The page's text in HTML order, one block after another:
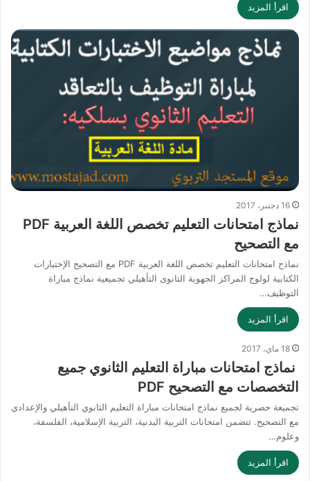
اقرأ المزيد
16 دجنبر، 2017
نماذج امتحانات التعليم تخصص اللغة العربية PDF
مع التصحيح
نماذج امتحانات التعليم تخصص اللغة العربية PDF مع التصحيح الإختبارات
الكتابية لولوج المراكز الجهوية الثانوى التأهيلي تجميعية نماذج مباراة
التوظيف…
اقرأ المزيد
18 ماي، 2017
نماذج امتحانات مباراة التعليم الثانوي جميع
التخصصات مع التصحيح PDF
تجميعة حصرية لجميع نماذج امتحانات مباراة التعليم الثانوي التأهيلي والإعدادي
مع التصحيح. تتضمن امتحانات التربية البدنية، التربية الإسلامية، الفلسفة،
وعلوم…
اقرأ المزيد